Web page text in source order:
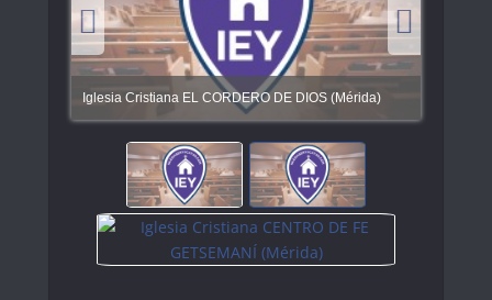
Iglesia Cristiana EL CORDERO DE DIOS (Mérida)